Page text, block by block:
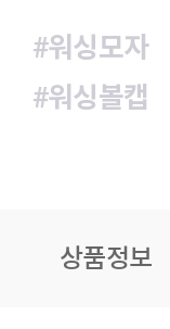
#워싱모자
#워싱볼캡
상품정보